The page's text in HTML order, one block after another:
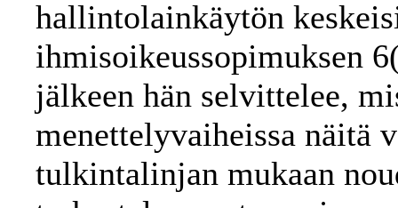
hallintolainkäytön
ihmisoikeussopimuksen
jälkeen hän selvittelee,
menettelyvaiheissa näitä
tulkintalinjan mukaan